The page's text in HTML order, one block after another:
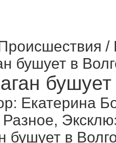
/
бушует в
бушует
Екатерина
Разное,
бушует в